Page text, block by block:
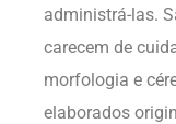
administrá-las.
carecem de
morfologia e
elaborados